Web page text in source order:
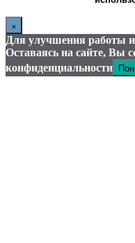
×
Для улучшения работы
Оставаясь на сайте, Вы
конфиденциальности